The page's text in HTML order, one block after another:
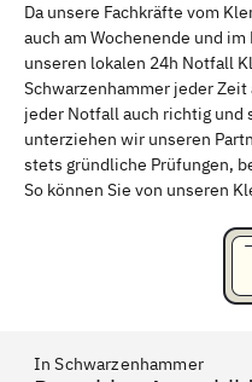
Schweinfurt
Freising
Da unsere Fachkräfte vom
auch am Wochenende und
unseren lokalen 24h Notfall
Schwarzenhammer jeder Zeit
jeder Notfall auch richtig und
unterziehen wir unseren
stets gründliche Prüfungen,
So können Sie von unseren
In Schwarzenhammer